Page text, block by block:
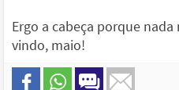
Ergo a cabeça porque
vindo, maio!